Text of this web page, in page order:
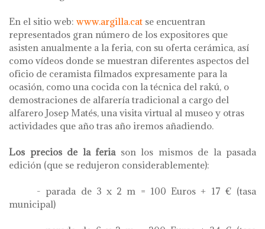
En el sitio web: www.argilla.cat se encuentran
representados gran número de los expositores que
asisten anualmente a la feria, con su oferta cerámica, así
como vídeos donde se muestran diferentes aspectos del
oficio de ceramista filmados expresamente para la
ocasión, como una cocida con la técnica del rakú, o
demostraciones de alfarería tradicional a cargo del
alfarero Josep Matés, una visita virtual al museo y otras
actividades que año tras año iremos añadiendo.
Los precios de la feriason los mismos de la pasada
edición (que se redujeron considerablemente):
- parada de 3 x 2 m = 100 Euros + 17 € (tasa
municipal)